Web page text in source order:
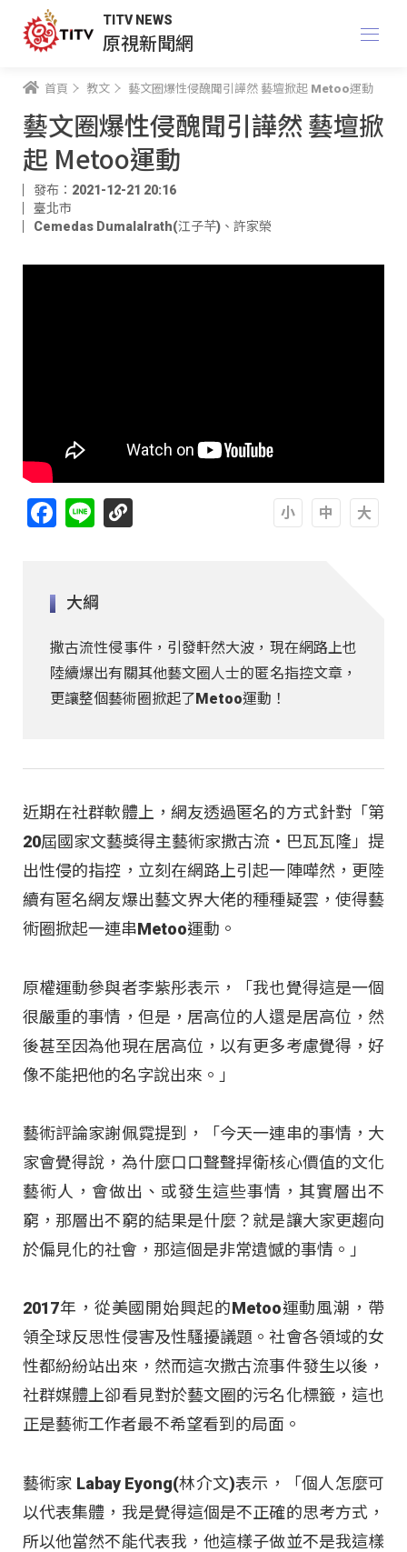
TITV NEWS
原視新聞網
首頁 教文 藝文圈爆性侵醜聞引譁然 藝壇掀起 Metoo運動
藝文圈爆性侵醜聞引譁然 藝壇掀
起 Metoo運動
發布：2021-12-21 20:16
臺北市
Cemedas Dumalalrath(江子芊) 、 許家榮
Facebook
Line
大綱
撒古流性侵事件，引發軒然大波，現在網路上也
陸續爆出有關其他藝文圈人士的匿名指控文章，
更讓整個藝術圈掀起了Metoo運動！
近期在社群軟體上，網友透過匿名的方式針對「第
20屆國家文藝獎得主藝術家撒古流‧巴瓦瓦隆」提
出性侵的指控，立刻在網路上引起一陣嘩然，更陸
續有匿名網友爆出藝文界大佬的種種疑雲，使得藝
術圈掀起一連串Metoo運動。
原權運動參與者李紫彤表示，「我也覺得這是一個
很嚴重的事情，但是，居高位的人還是居高位，然
後甚至因為他現在居高位，以有更多考慮覺得，好
像不能把他的名字說出來。」
藝術評論家謝佩霓提到，「今天一連串的事情，大
家會覺得說，為什麼口口聲聲捍衛核心價值的文化
藝術人，會做出、或發生這些事情，其實層出不
窮，那層出不窮的結果是什麼？就是讓大家更趨向
於偏見化的社會，那這個是非常遺憾的事情。」
2017年，從美國開始興起的Metoo運動風潮，帶
領全球反思性侵害及性騷擾議題。社會各領域的女
性都紛紛站出來，然而這次撒古流事件發生以後，
社群媒體上卻看見對於藝文圈的污名化標籤，這也
正是藝術工作者最不希望看到的局面。
藝術家 Labay Eyong(林介文)表示，「個人怎麼可
以代表集體，我是覺得這個是不正確的思考方式，
所以他當然不能代表我，他這樣子做並不是我這樣